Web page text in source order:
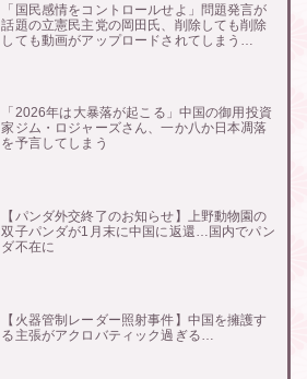
「国民感情をコントロールせよ」問題発言が
話題の立憲民主党の岡田氏、削除しても削除
しても動画がアップロードされてしまう…
「2026年は大暴落が起こる」中国の御用投資
家ジム・ロジャーズさん、一か八か日本凋落
を予言してしまう
【パンダ外交終了のお知らせ】上野動物園の
双子パンダが1月末に中国に返還…国内でパン
ダ不在に
【火器管制レーダー照射事件】中国を擁護す
る主張がアクロバティック過ぎる…